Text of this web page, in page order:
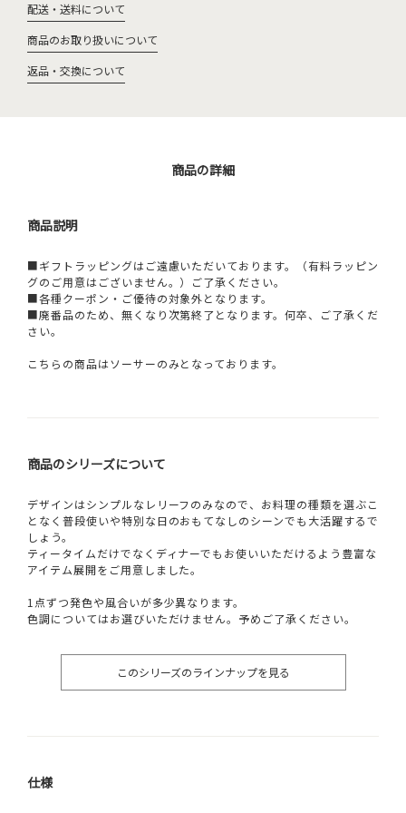
配送・送料について
商品のお取り扱いについて
返品・交換について
商品の詳細
商品説明
■ギフトラッピングはご遠慮いただいております。（有料ラッピン
グのご用意はございません。）ご了承ください。
■各種クーポン・ご優待の対象外となります。
■廃番品のため、無くなり次第終了となります。何卒、ご了承くだ
さい。
こちらの商品はソーサーのみとなっております。
商品のシリーズについて
デザインはシンプルなレリーフのみなので、お料理の種類を選ぶこ
となく普段使いや特別な日のおもてなしのシーンでも大活躍するで
しょう。
ティータイムだけでなくディナーでもお使いいただけるよう豊富な
アイテム展開をご用意しました。
1点ずつ発色や風合いが多少異なります。
色調についてはお選びいただけません。予めご了承ください。
このシリーズのラインナップを見る
仕様